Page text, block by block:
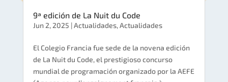
9ª edición de La Nuit du Code
Jun 2, 2025 |Actualidades,Actualidades
El Colegio Francia fue sede de la novena edición
de La Nuit du Code, el prestigioso concurso
mundial de programación organizado por la AEFE